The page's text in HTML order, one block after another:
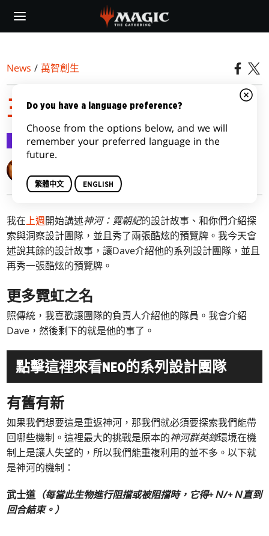
main
News / 萬智創生
王朝的建立，第二部
萬智創生 2022-01-31
我在上週開始講述神河：霓朝紀的設計故事、和你們介紹探
索與洞察設計團隊，並且秀了兩張酷炫的預覽牌。我今天會
述說其餘的設計故事，讓Dave介紹他的系列設計團隊，並且
再秀一張酷炫的預覽牌。
更多霓虹之名
照傳統，我喜歡讓團隊的負責人介紹他的隊員。我會介紹
Dave，然後剩下的就是他的事了。
點擊這裡來看NEO的系列設計團隊
有舊有新
如果我們想要這是重返神河，那我們就必須要探索我們能帶
回哪些機制。這裡最大的挑戰是原本的神河群英錄環境在機
制上是讓人失望的，所以我們能重複利用的並不多。以下就
是神河的機制：
武士道 （每當此生物進行阻擋或被阻擋時，它得+Ｎ/+Ｎ直到
回合結束。）
Do you have a language preference?
Choose from the options below, and we will
remember your preferred language in the
future.
繁體中文 ENGLISH